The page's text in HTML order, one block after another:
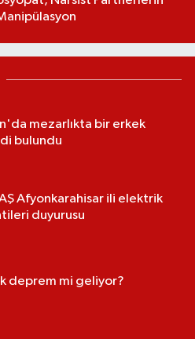
mezarlıkta bir erkek
bulundu
Afyonkarahisar ili elektrik
duyurusu
deprem mi geliyor?